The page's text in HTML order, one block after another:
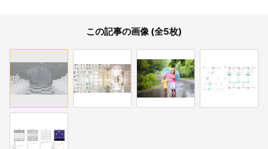
この記事の画像 (全5枚)